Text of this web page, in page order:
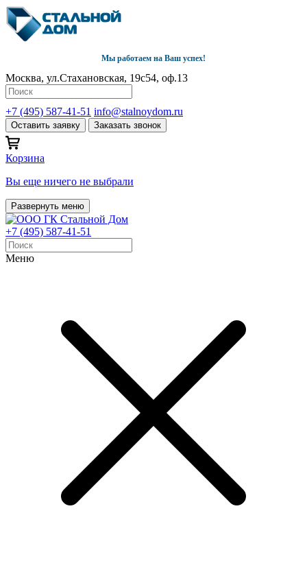
Мы работаем на Ваш успех!
Москва, ул.Стахановская, 19с54, оф.13
+7 (495) 587-41-51 info@stalnoydom.ru
Оставить заявку Заказать звонок
Корзина
Вы еще ничего не выбрали
Развернуть меню
+7 (495) 587-41-51
Меню